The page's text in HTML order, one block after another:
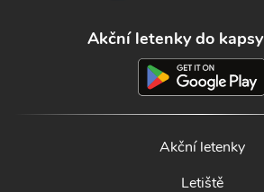
Akční letenky do kapsy
Akční letenky
Letiště